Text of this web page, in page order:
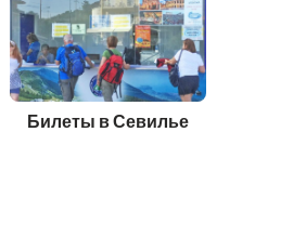
Билеты в Севилье